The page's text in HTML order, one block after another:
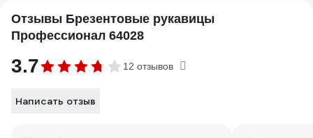
Отзывы Брезентовые рукавицы
Профессионал 64028
3.7 12 отзывов
Написать отзыв